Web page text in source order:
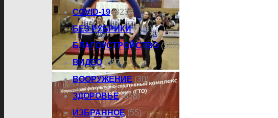
COVID-19(323)
БЕЗ РУБРИКИ(769)
БЛАГОУСТРОЙСТВО (502)
ВИДЕО(357)
ВООРУЖЕНИЕ (30)
ЗДОРОВЬЕ(358)
ИЗБРАННОЕ(55)